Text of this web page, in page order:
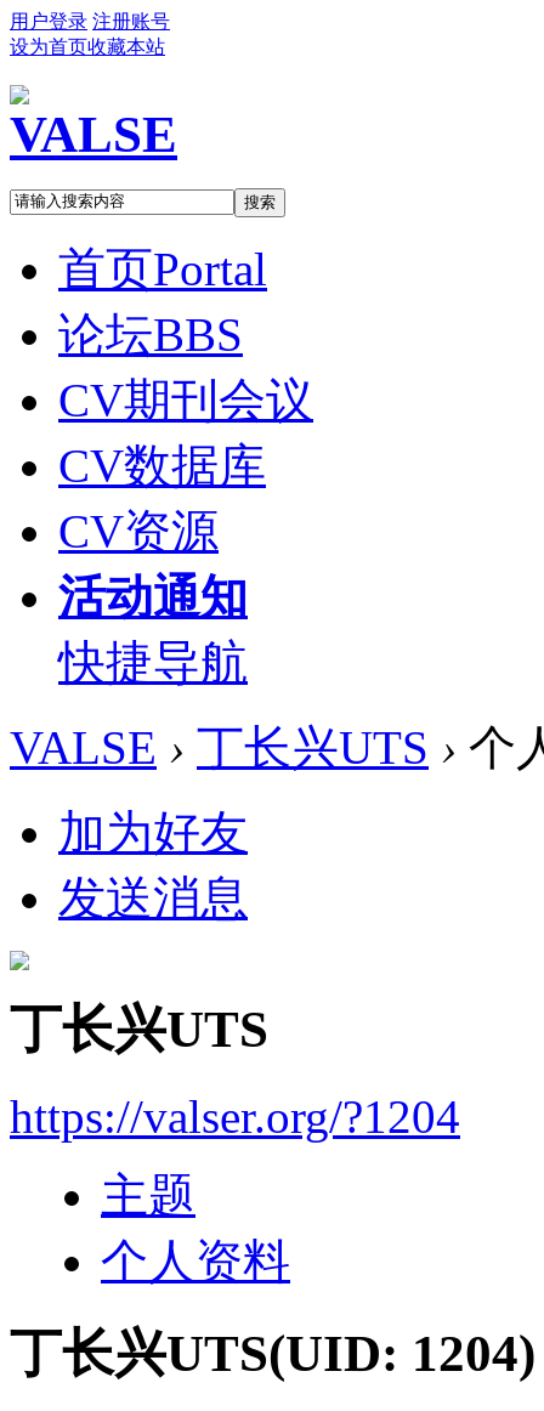
用户登录 注册账号
设为首页收藏本站
搜索
首页Portal
论坛BBS
CV期刊会议
CV数据库
CV资源
活动通知
快捷导航
VALSE › 丁长兴UTS › 个
加为好友
发送消息
丁长兴UTS
https://valser.org/?1204
主题
个人资料
丁长兴UTS(UID: 1204)